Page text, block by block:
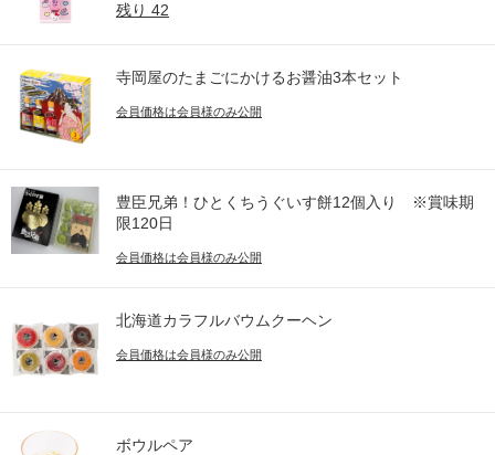
残り 42
寺岡屋のたまごにかけるお醤油3本セット
会員価格は会員様のみ公開
豊臣兄弟！ひとくちうぐいす餅12個入り ※賞味期
限120日
会員価格は会員様のみ公開
北海道カラフルバウムクーヘン
会員価格は会員様のみ公開
ボウルペア